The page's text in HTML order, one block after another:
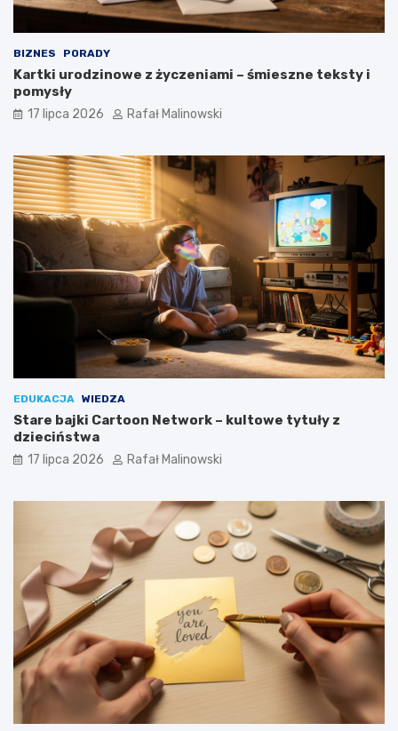
BIZNES PORADY
Kartki urodzinowe z życzeniami – śmieszne teksty i
pomysły
17 lipca 2026 Rafał Malinowski
EDUKACJA WIEDZA
Stare bajki Cartoon Network – kultowe tytuły z
dzieciństwa
17 lipca 2026 Rafał Malinowski